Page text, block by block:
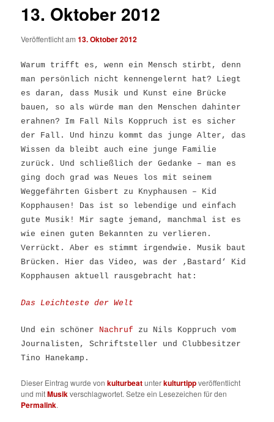
13. Oktober 2012
Veröffentlicht am13. Oktober 2012
Warum trifft es, wenn ein Mensch stirbt, denn
man persönlich nicht kennengelernt hat? Liegt
es daran, dass Musik und Kunst eine Brücke
bauen, so als würde man den Menschen dahinter
erahnen? Im Fall Nils Koppruch ist es sicher
der Fall. Und hinzu kommt das junge Alter, das
Wissen da bleibt auch eine junge Familie
zurück. Und schließlich der Gedanke – man es
ging doch grad was Neues los mit seinem
Weggefährten Gisbert zu Knyphausen – Kid
Kopphausen! Das ist so lebendige und einfach
gute Musik! Mir sagte jemand, manchmal ist es
wie einen guten Bekannten zu verlieren.
Verrückt. Aber es stimmt irgendwie. Musik baut
Brücken. Hier das Video, was der ‚Bastard‘ Kid
Kopphausen aktuell rausgebracht hat:
Das Leichteste der Welt
Und ein schöner Nachruf zu Nils Koppruch vom
Journalisten, Schriftsteller und Clubbesitzer
Tino Hanekamp.
Dieser Eintrag wurde vonkulturbeatunterkulturtippveröffentlicht
und mitMusikverschlagwortet. Setze ein Lesezeichen für den
Permalink.